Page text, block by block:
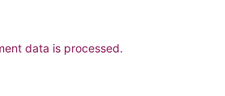
data is processed.